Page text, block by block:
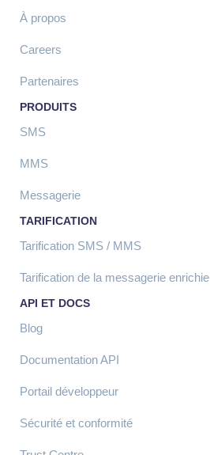
À propos
Careers
Partenaires
PRODUITS
SMS
MMS
Messagerie
TARIFICATION
Tarification SMS / MMS
Tarification de la messagerie enrichie
API ET DOCS
Blog
Documentation API
Portail développeur
Sécurité et conformité